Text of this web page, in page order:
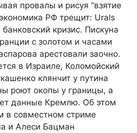
провалы и рисуя “взятие
экономика РФ трещит: Urals
кризис. Пискуна
с золотом и часами
арестовали заочно.
в Израиле, Коломойский
клянчит у путина
роют окопы у границы, а
данные Кремлю. Об этом
в совместном стриме
и Алеси Бацман